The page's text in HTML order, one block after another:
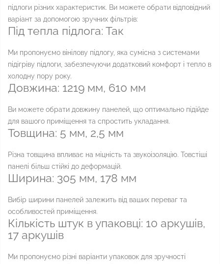
підлоги різних характеристик. Ви можете обрати відповідний
варіант за допомогою зручних фільтрів:
Під тепла підлога: Так
Ми пропонуємо вінілову підлогу, яка сумісна з системами
підігріву підлоги, забезпечуючи додатковий комфорт і тепло в
холодну пору року.
Довжина: 1219 мм, 610 мм
Ви можете обрати довжину панелей, що оптимально підійде
для вашого приміщення та спростить укладання.
Товщина: 5 мм, 2,5 мм
Різна товщина впливає на міцність та звукоізоляцію. Товстіші
панелі більш стійкі до деформацій.
Ширина: 305 мм, 178 мм
Вибір ширини панелей залежить від ваших переваг та
особливостей приміщення.
Кількість штук в упаковці: 10 аркушів,
17 аркушів
Ми пропонуємо різні варіанти упаковок для зручності